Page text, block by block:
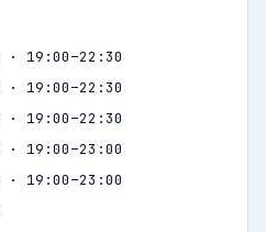
· 19:00–22:30
· 19:00–22:30
· 19:00–22:30
· 19:00–23:00
· 19:00–23:00